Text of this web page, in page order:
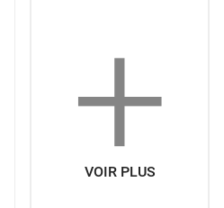
+
VOIR PLUS